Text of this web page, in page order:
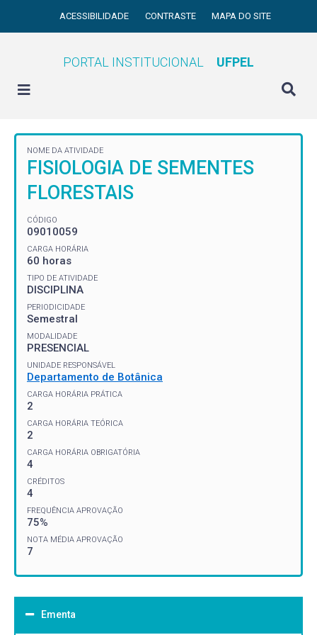
ACESSIBILIDADE CONTRASTE MAPA DO SITE
PORTAL INSTITUCIONAL UFPEL
NOME DA ATIVIDADE
FISIOLOGIA DE SEMENTES
FLORESTAIS
CÓDIGO
09010059
CARGA HORÁRIA
60 horas
TIPO DE ATIVIDADE
DISCIPLINA
PERIODICIDADE
Semestral
MODALIDADE
PRESENCIAL
UNIDADE RESPONSÁVEL
Departamento de Botânica
CARGA HORÁRIA PRÁTICA
2
CARGA HORÁRIA TEÓRICA
2
CARGA HORÁRIA OBRIGATÓRIA
4
CRÉDITOS
4
FREQUÊNCIA APROVAÇÃO
75%
NOTA MÉDIA APROVAÇÃO
7
Ementa